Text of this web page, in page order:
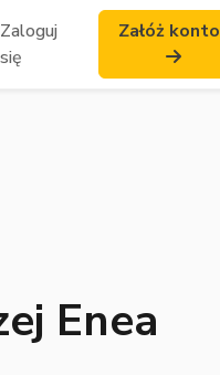
Zaloguj
się
Załóż konto
Enea